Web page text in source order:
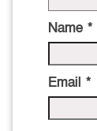
Name *
Email *